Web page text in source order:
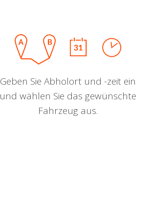
Geben Sie Abholort und -zeit ein
und wählen Sie das gewünschte
Fahrzeug aus.